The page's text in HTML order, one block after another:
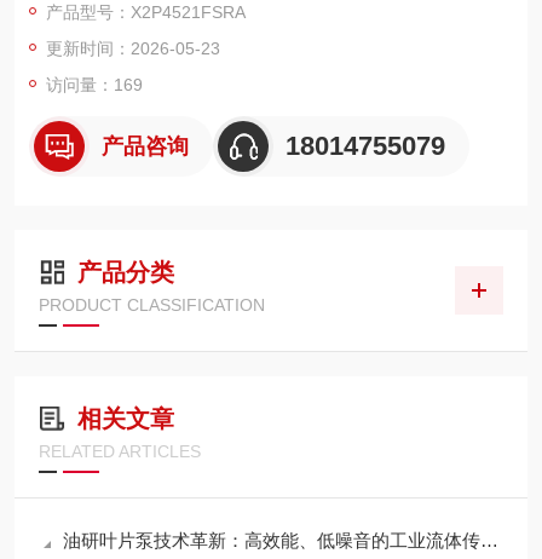
多。
产品型号：X2P4521FSRA
更新时间：2026-05-23
访问量：169
产品咨询 18014755079
产品分类
PRODUCT CLASSIFICATION
相关文章
RELATED ARTICLES
油研叶片泵技术革新：高效能、低噪音的工业流体传动解决方案探索